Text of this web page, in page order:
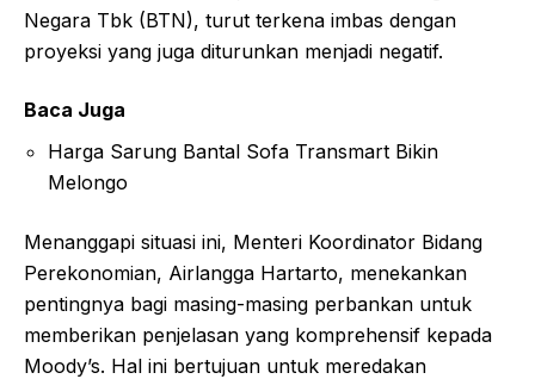
Negara Tbk (BTN), turut terkena imbas dengan
proyeksi yang juga diturunkan menjadi negatif.
Baca Juga
Harga Sarung Bantal Sofa Transmart Bikin
Melongo
Menanggapi situasi ini, Menteri Koordinator Bidang
Perekonomian, Airlangga Hartarto, menekankan
pentingnya bagi masing-masing perbankan untuk
memberikan penjelasan yang komprehensif kepada
Moody’s. Hal ini bertujuan untuk meredakan